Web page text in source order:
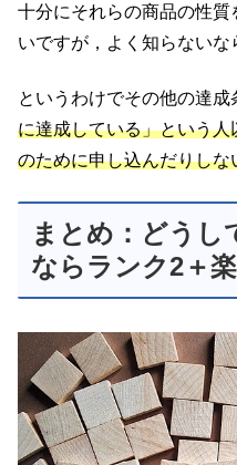
十分にそれらの商品の性質
いですが，よく知らないな
というわけでその他の達成
に達成している」という
のために申し込んだりしな
まとめ：どうし
ならランク2＋